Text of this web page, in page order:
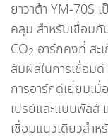
ยาวาต้า YM-70S
คลุม สำหรับเชื่อม
CO2 อาร์กคงที่ สะ
สัมผัสในการเชื่อมดี
การอาร์กดีเยี่ยมเ
เปรย์และแบบพัลส์
เชื่อมแนวเดียวสำ